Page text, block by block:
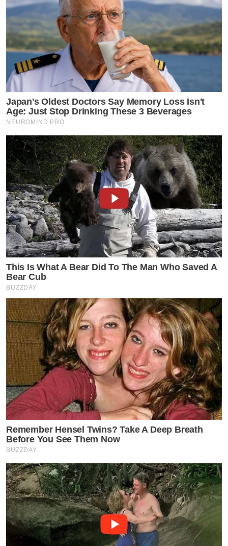
Japan's Oldest Doctors Say Memory Loss Isn't
Age: Just Stop Drinking These 3 Beverages
NEUROMIND PRO
This Is What A Bear Did To The Man Who Saved A
Bear Cub
BUZZDAY
Remember Hensel Twins? Take A Deep Breath
Before You See Them Now
BUZZDAY